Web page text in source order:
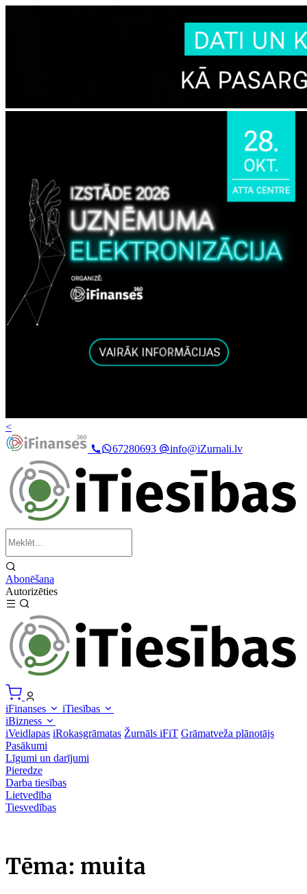
<
67280693
info@iZurnali.lv
Abonēšana
Autorizēties
iFinanses
iTiesības
iBizness
iVeidlapas iRokasgrāmatas Žurnāls iFiT Grāmatveža plānotājs
Pasākumi
Līgumi un darījumi
Pieredze
Darba tiesības
Lietvedība
Tiesvedības
Tēma: muita